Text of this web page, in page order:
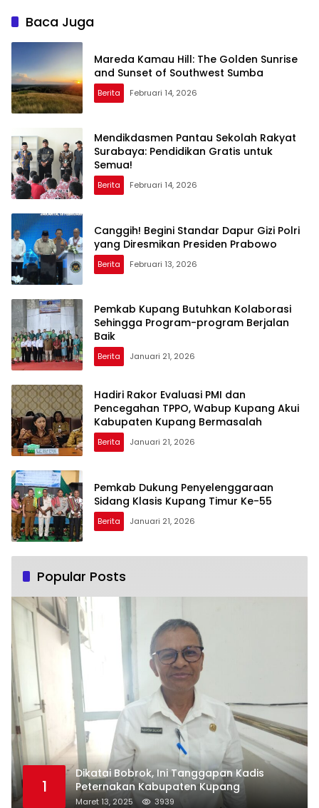
Baca Juga
Mareda Kamau Hill: The Golden Sunrise
and Sunset of Southwest Sumba
Berita Februari 14, 2026
Mendikdasmen Pantau Sekolah Rakyat
Surabaya: Pendidikan Gratis untuk
Semua!
Berita Februari 14, 2026
Canggih! Begini Standar Dapur Gizi Polri
yang Diresmikan Presiden Prabowo
Berita Februari 13, 2026
Pemkab Kupang Butuhkan Kolaborasi
Sehingga Program-program Berjalan
Baik
Berita Januari 21, 2026
Hadiri Rakor Evaluasi PMI dan
Pencegahan TPPO, Wabup Kupang Akui
Kabupaten Kupang Bermasalah
Berita Januari 21, 2026
Pemkab Dukung Penyelenggaraan
Sidang Klasis Kupang Timur Ke-55
Berita Januari 21, 2026
Popular Posts
1
Dikatai Bobrok, Ini Tanggapan Kadis
Peternakan Kabupaten Kupang
Maret 13, 2025 3939